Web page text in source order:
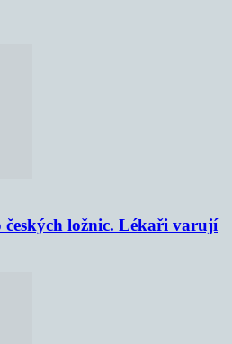
ložnic. Lékaři varují